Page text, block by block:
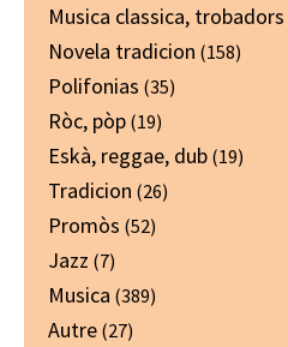
Musica classica, trobadors
Novela tradicion (158)
Polifonias (35)
Ròc, pòp (19)
Eskà, reggae, dub (19)
Tradicion (26)
Promòs (52)
Jazz (7)
Musica (389)
Autre (27)